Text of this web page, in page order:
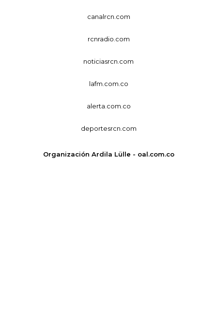
canalrcn.com
rcnradio.com
noticiasrcn.com
lafm.com.co
alerta.com.co
deportesrcn.com
Organización Ardila Lülle - oal.com.co